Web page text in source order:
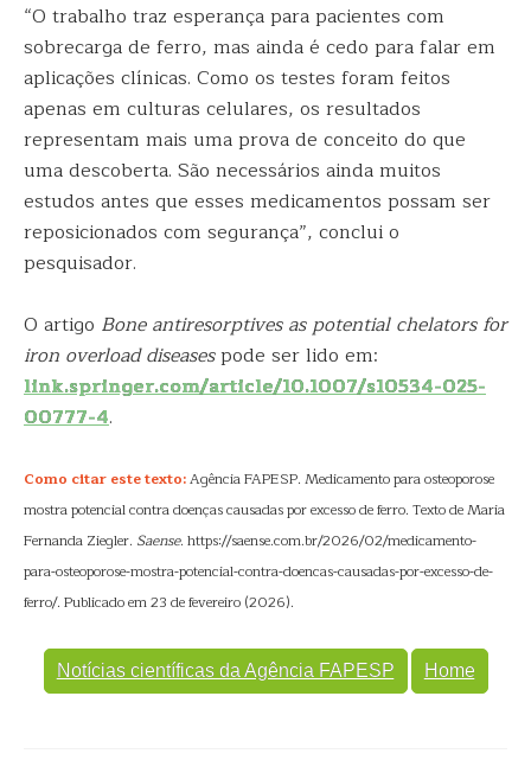
“O trabalho traz esperança para pacientes com
sobrecarga de ferro, mas ainda é cedo para falar em
aplicações clínicas. Como os testes foram feitos
apenas em culturas celulares, os resultados
representam mais uma prova de conceito do que
uma descoberta. São necessários ainda muitos
estudos antes que esses medicamentos possam ser
reposicionados com segurança”, conclui o
pesquisador.
O artigo Bone antiresorptives as potential chelators for
iron overload diseasespode ser lido em:
link.springer.com/article/10.1007/s10534-025-
00777-4.
Como citar este texto:Agência FAPESP. Medicamento para osteoporose
mostra potencial contra doenças causadas por excesso de ferro. Texto de Maria
Fernanda Ziegler. Saense. https://saense.com.br/2026/02/medicamento-
para-osteoporose-mostra-potencial-contra-doencas-causadas-por-excesso-de-
ferro/. Publicado em 23 de fevereiro (2026).
Notícias científicas da Agência FAPESP Home